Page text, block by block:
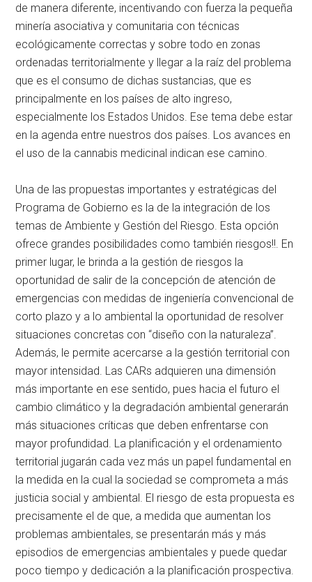
de manera diferente, incentivando con fuerza la pequeña
minería asociativa y comunitaria con técnicas
ecológicamente correctas y sobre todo en zonas
ordenadas territorialmente y llegar a la raíz del problema
que es el consumo de dichas sustancias, que es
principalmente en los países de alto ingreso,
especialmente los Estados Unidos. Ese tema debe estar
en la agenda entre nuestros dos países. Los avances en
el uso de la cannabis medicinal indican ese camino.
Una de las propuestas importantes y estratégicas del
Programa de Gobierno es la de la integración de los
temas de Ambiente y Gestión del Riesgo. Esta opción
ofrece grandes posibilidades como también riesgos!!. En
primer lugar, le brinda a la gestión de riesgos la
oportunidad de salir de la concepción de atención de
emergencias con medidas de ingeniería convencional de
corto plazo y a lo ambiental la oportunidad de resolver
situaciones concretas con “diseño con la naturaleza”.
Además, le permite acercarse a la gestión territorial con
mayor intensidad. Las CARs adquieren una dimensión
más importante en ese sentido, pues hacia el futuro el
cambio climático y la degradación ambiental generarán
más situaciones críticas que deben enfrentarse con
mayor profundidad. La planificación y el ordenamiento
territorial jugarán cada vez más un papel fundamental en
la medida en la cual la sociedad se comprometa a más
justicia social y ambiental. El riesgo de esta propuesta es
precisamente el de que, a medida que aumentan los
problemas ambientales, se presentarán más y más
episodios de emergencias ambientales y puede quedar
poco tiempo y dedicación a la planificación prospectiva.